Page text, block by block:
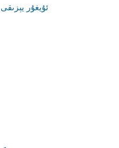
ئۇيغۇر